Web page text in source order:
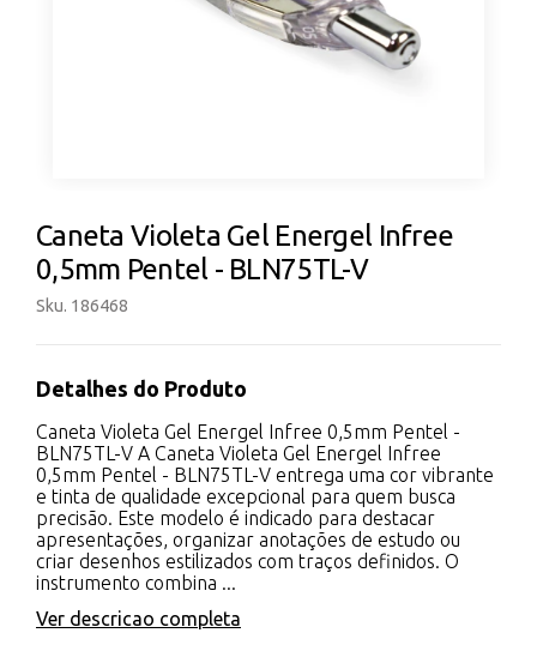
Caneta Violeta Gel Energel Infree
0,5mm Pentel - BLN75TL-V
Sku. 186468
Detalhes do Produto
Caneta Violeta Gel Energel Infree 0,5mm Pentel -
BLN75TL-V A Caneta Violeta Gel Energel Infree
0,5mm Pentel - BLN75TL-V entrega uma cor vibrante
e tinta de qualidade excepcional para quem busca
precisão. Este modelo é indicado para destacar
apresentações, organizar anotações de estudo ou
criar desenhos estilizados com traços definidos. O
instrumento combina ...
Ver descricao completa